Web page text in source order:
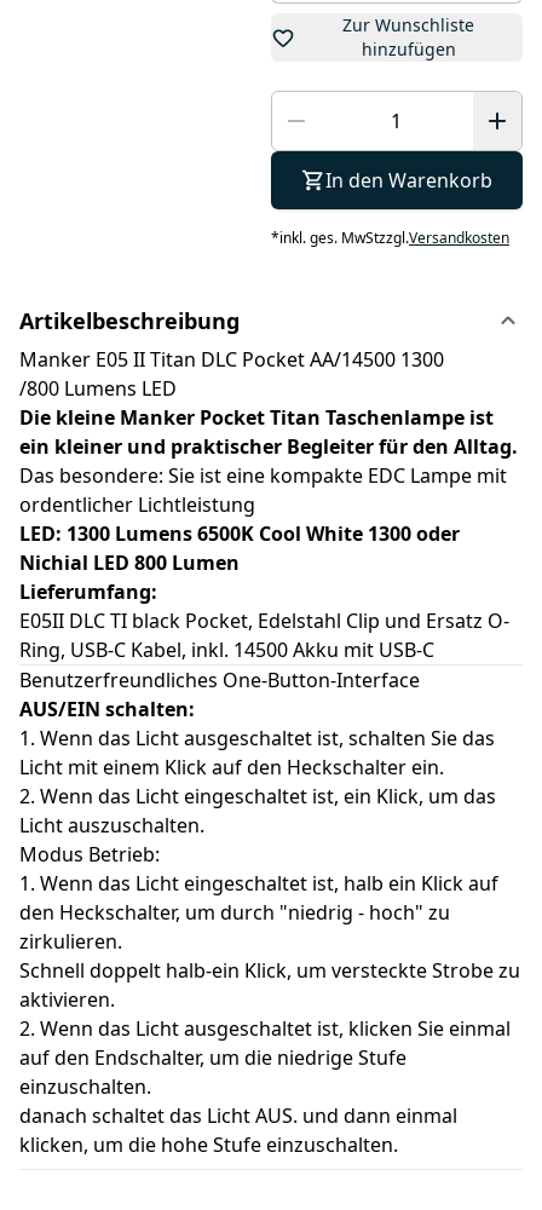
Zur Wunschliste
hinzufügen
In den Warenkorb
*inkl. ges. MwStzzgl.Versandkosten
Artikelbeschreibung
Manker E05 II Titan DLC Pocket AA/14500 1300
/800 Lumens LED
Die kleine Manker PocketTitan Taschenlampe ist
ein kleiner und praktischer Begleiter für den Alltag.
Das besondere: Sie ist eine kompakte EDC Lampe mit
ordentlicher Lichtleistung
LED: 1300 Lumens 6500K Cool White 1300 oder
Nichial LED 800 Lumen
Lieferumfang:
E05II DLC TI black Pocket, Edelstahl Clip und Ersatz O-
Ring, USB-C Kabel, inkl. 14500 Akku mit USB-C
Benutzerfreundliches One-Button-Interface
AUS/EIN schalten:
1. Wenn das Licht ausgeschaltet ist, schalten Sie das
Licht mit einem Klick auf den Heckschalter ein.
2. Wenn das Licht eingeschaltet ist, ein Klick, um das
Licht auszuschalten.
Modus Betrieb:
1. Wenn das Licht eingeschaltet ist, halb ein Klick auf
den Heckschalter, um durch "niedrig - hoch" zu
zirkulieren.
Schnell doppelt halb-ein Klick, um versteckte Strobe zu
aktivieren.
2. Wenn das Licht ausgeschaltet ist, klicken Sie einmal
auf den Endschalter, um die niedrige Stufe
einzuschalten.
danach schaltet das Licht AUS. und dann einmal
klicken, um die hohe Stufe einzuschalten.